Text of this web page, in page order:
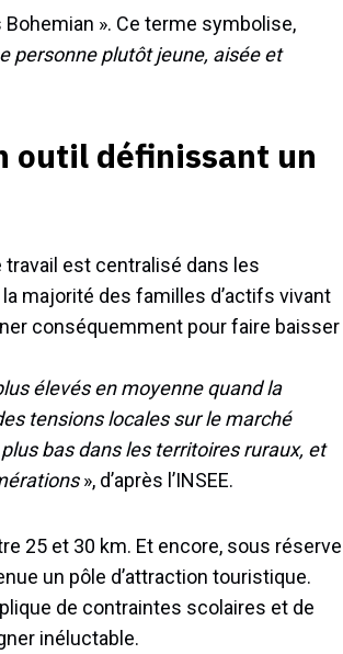
». Ce terme symbolise,
personne plutôt jeune, aisée et
outil définissant un
travail est centralisé dans les
majorité des familles d’actifs vivant
conséquemment pour faire baisser
élevés en moyenne quand la
tensions locales sur le marché
bas dans les territoires ruraux, et
», d’après l’INSEE.
25 et 30 km. Et encore, sous réserve
un pôle d’attraction touristique.
de contraintes scolaires et de
inéluctable.